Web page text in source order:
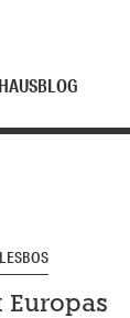
HAUSBLOG
Europas